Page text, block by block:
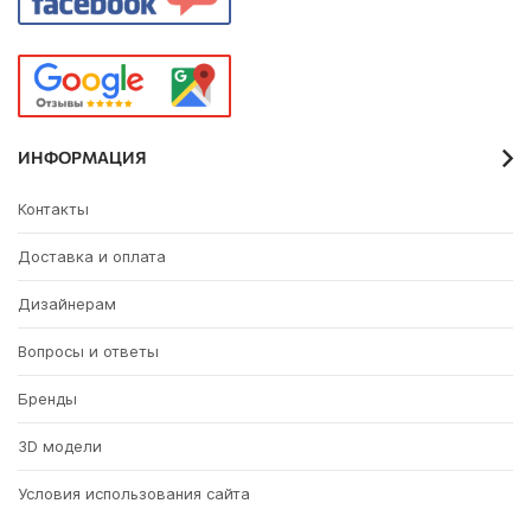
ИНФОРМАЦИЯ
Контакты
Доставка и оплата
Дизайнерам
Вопросы и ответы
Бренды
3D модели
Условия использования сайта